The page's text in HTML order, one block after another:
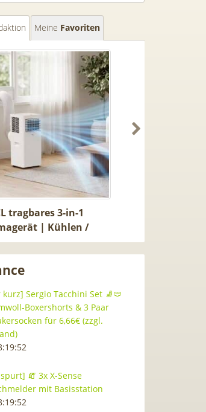
Meine Favoriten
tragbares 3-in-1
| Kühlen /
| 9.000 BTU |
& Smart-Home-
Integration
19€ + 20GB
Sergio Tacchini Set 🧦🩲
Boxershorts & 3 Paar
für 6,66€ (zzgl.
🧯 3x X-Sense
mit Basisstation